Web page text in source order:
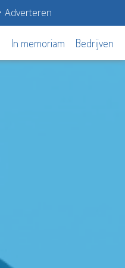
Adverteren
In memoriam Bedrijven